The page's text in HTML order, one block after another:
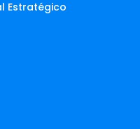
Estratégico